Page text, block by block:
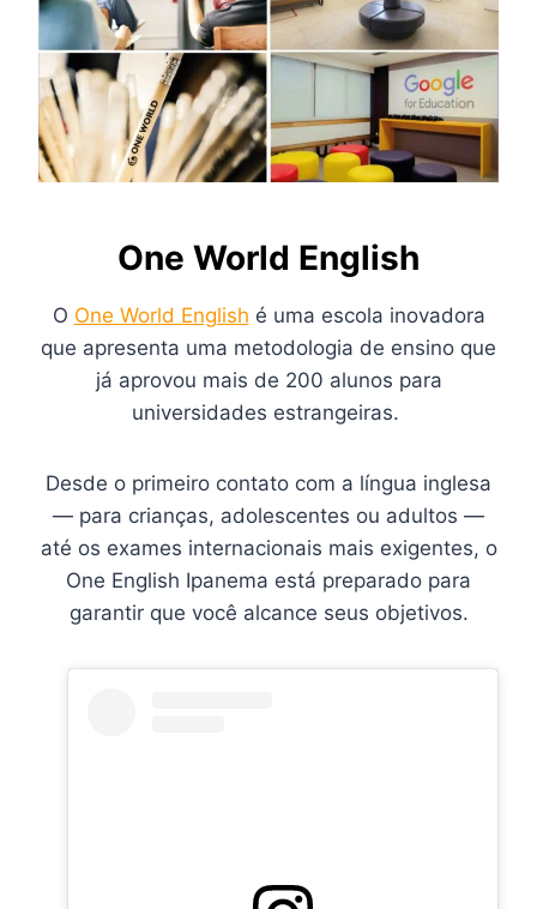
One World English
O One World English é uma escola inovadora
que apresenta uma metodologia de ensino que
já aprovou mais de 200 alunos para
universidades estrangeiras.
Desde o primeiro contato com a língua inglesa
— para crianças, adolescentes ou adultos —
até os exames internacionais mais exigentes, o
One English Ipanema está preparado para
garantir que você alcance seus objetivos.